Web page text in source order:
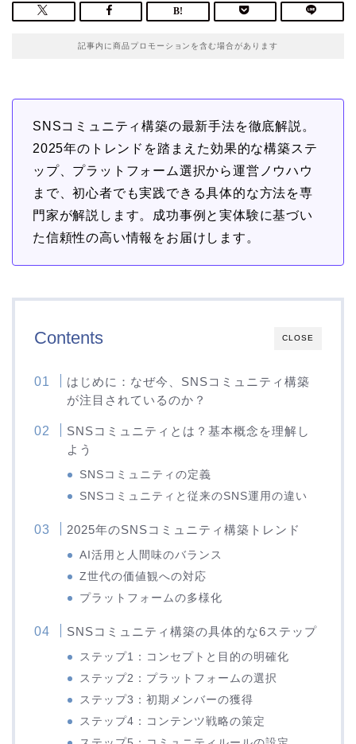
記事内に商品プロモーションを含む場合があります
SNSコミュニティ構築の最新手法を徹底解説。
2025年のトレンドを踏まえた効果的な構築ステ
ップ、プラットフォーム選択から運営ノウハウ
まで、初心者でも実践できる具体的な方法を専
門家が解説します。成功事例と実体験に基づい
た信頼性の高い情報をお届けします。
CLOSE
Contents
はじめに：なぜ今、SNSコミュニティ構築
が注目されているのか？
SNSコミュニティとは？基本概念を理解し
よう
SNSコミュニティの定義
SNSコミュニティと従来のSNS運用の違い
2025年のSNSコミュニティ構築トレンド
AI活用と人間味のバランス
Z世代の価値観への対応
プラットフォームの多様化
SNSコミュニティ構築の具体的な6ステップ
ステップ1：コンセプトと目的の明確化
ステップ2：プラットフォームの選択
ステップ3：初期メンバーの獲得
ステップ4：コンテンツ戦略の策定